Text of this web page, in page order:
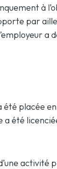
à
par
a
été placée
a été
activité